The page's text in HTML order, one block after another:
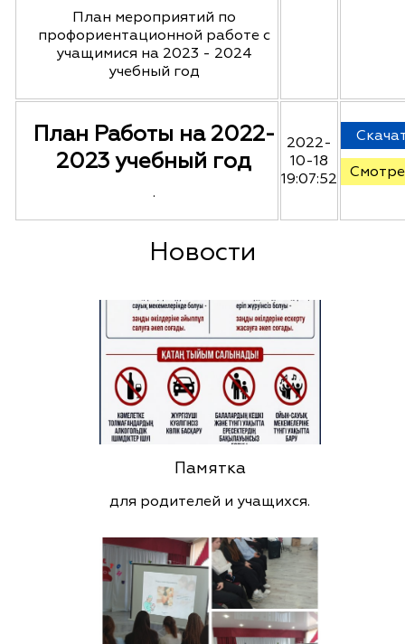
План мероприятий по
профориентационной работе с
учащимися на 2023 - 2024
учебный год
План Работы на 2022-
2023 учебный год
.
2022-
10-18
19:07:52
Новости
Памятка
для родителей и учащихся.